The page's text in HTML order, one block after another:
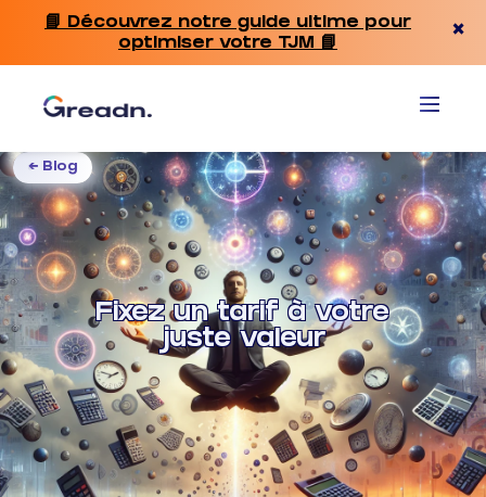
📘 Découvrez notre guide ultime pour
optimiser votre TJM 📘
×
← Blog
Fixez un tarif à votre
juste valeur